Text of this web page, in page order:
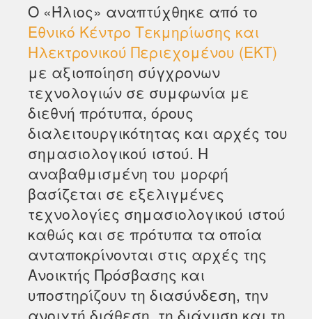
Ο «Ήλιος» αναπτύχθηκε από το
Εθνικό Κέντρο Τεκμηρίωσης και
Ηλεκτρονικού Περιεχομένου (ΕΚΤ)
με αξιοποίηση σύγχρονων
τεχνολογιών σε συμφωνία με
διεθνή πρότυπα, όρους
διαλειτουργικότητας και αρχές του
σημασιολογικού ιστού. Η
αναβαθμισμένη του μορφή
βασίζεται σε εξελιγμένες
τεχνολογίες σημασιολογικού ιστού
καθώς και σε πρότυπα τα οποία
ανταποκρίνονται στις αρχές της
Ανοικτής Πρόσβασης και
υποστηρίζουν τη διασύνδεση, την
ανοιχτή διάθεση, τη διάχυση και τη